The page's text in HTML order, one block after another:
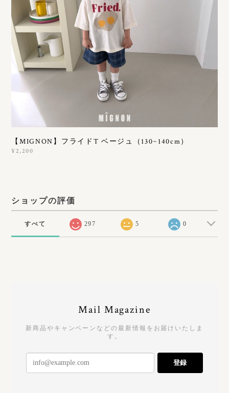
【MIGNON】フライドT ベージュ（130~140cm）
¥2,200
ショップの評価
すべて 297 5 0
Mail Magazine
新商品やキャンペーンなどの最新情報をお届けいたしま
す。
登録